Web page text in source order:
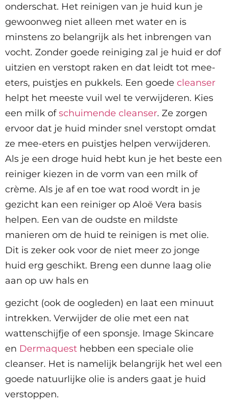
onderschat. Het reinigen van je huid kun je
gewoonweg niet alleen met water en is
minstens zo belangrijk als het inbrengen van
vocht. Zonder goede reiniging zal je huid er dof
uitzien en verstopt raken en dat leidt tot mee-
eters, puistjes en pukkels. Een goede cleanser
helpt het meeste vuil wel te verwijderen. Kies
een milk ofschuimende cleanser. Ze zorgen
ervoor dat je huid minder snel verstopt omdat
ze mee-eters en puistjes helpen verwijderen.
Als je een droge huid hebt kun je het beste een
reiniger kiezen in de vorm van een milk of
crème. Als je af en toe wat rood wordt in je
gezicht kan een reiniger op Aloë Vera basis
helpen. Een van de oudste en mildste
manieren om de huid te reinigen is met olie.
Dit is zeker ook voor de niet meer zo jonge
huid erg geschikt. Breng een dunne laag olie
aan op uw hals en
gezicht (ook de oogleden) en laat een minuut
intrekken. Verwijder de olie met een nat
wattenschijfje of een sponsje. Image Skincare
en Dermaquest hebben een speciale olie
cleanser. Het is namelijk belangrijk het wel een
goede natuurlijke olie is anders gaat je huid
verstoppen.